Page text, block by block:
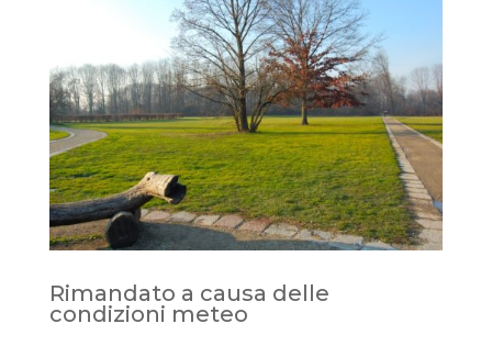
Rimandato a causa delle
condizioni meteo